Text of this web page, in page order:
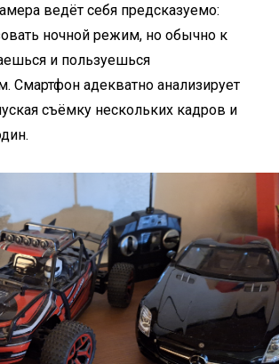
ведёт себя предсказуемо:
ночной режим, но обычно к
и пользуешься
Смартфон адекватно анализирует
съёмку нескольких кадров и